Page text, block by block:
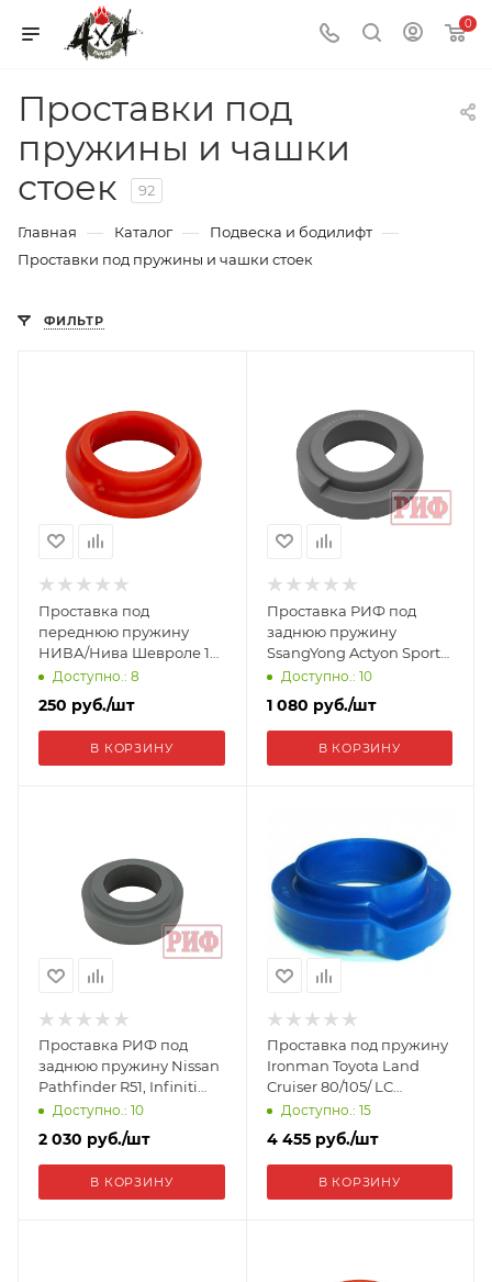
0
Проставки под
пружины и чашки
стоек
92
Главная — Каталог — Подвеска и бодилифт —
Проставки под пружины и чашки стоек
ФИЛЬТР
Проставка под
переднюю пружину
НИВА/Нива Шевроле 10
мм,полиуретан 2101-
2904195-10
Доступно.: 8
250 руб./шт
В КОРЗИНУ
Проставка РИФ под
заднюю пружину
SsangYong Actyon Sports,
Korando, Kyron, Musso,
Rexton 20 мм
полиуретан CS475-20
Доступно.: 10
1 080 руб./шт
В КОРЗИНУ
Проставка РИФ под
заднюю пружину Nissan
Pathfinder R51, Infiniti
QX56 30 мм полиуретан
Доступно.: 10
2 030 руб./шт
В КОРЗИНУ
Проставка под пружину
Ironman Toyota Land
Cruiser 80/105/ LC
Prado90/95 30мм,
Доступно.: 15
4 455руб./шт
В КОРЗИНУ